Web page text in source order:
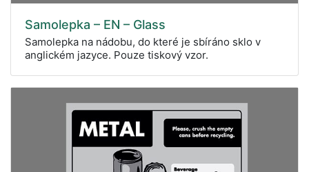
Samolepka – EN – Glass
Samolepka na nádobu, do které je sbíráno sklo v
anglickém jazyce. Pouze tiskový vzor.